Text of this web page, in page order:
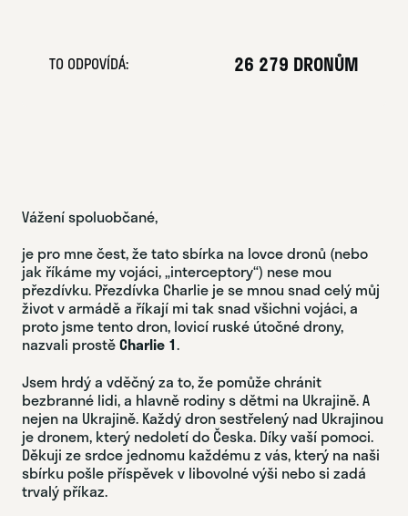
TO ODPOVÍDÁ: 26 279 DRONŮM
Vážení spoluobčané,
je pro mne čest, že tato sbírka na lovce dronů (nebo
jak říkáme my vojáci, „interceptory“) nese mou
přezdívku. Přezdívka Charlie je se mnou snad celý můj
život v armádě a říkají mi tak snad všichni vojáci, a
proto jsme tento dron, lovicí ruské útočné drony,
nazvali prostěCharlie 1.
Jsem hrdý a vděčný za to, že pomůže chránit
bezbranné lidi, a hlavně rodiny s dětmi na Ukrajině. A
nejen na Ukrajině. Každý dron sestřelený nad Ukrajinou
je dronem, který nedoletí do Česka. Díky vaší pomoci.
Děkuji ze srdce jednomu každému z vás, který na naši
sbírku pošle příspěvek v libovolné výši nebo si zadá
trvalý příkaz.